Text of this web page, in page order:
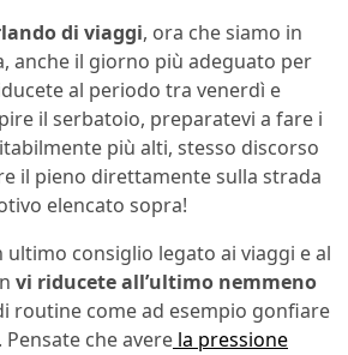
di viaggi, ora che siamo in
anche il giorno più adeguato per
al periodo tra venerdì e
il serbatoio, preparatevi a fare i
più alti, stesso discorso
il pieno direttamente sulla strada
elencato sopra!
ultimo consiglio legato ai viaggi e al
vi riducete all’ultimo nemmeno
routine come ad esempio gonfiare
Pensate che avere la pressione